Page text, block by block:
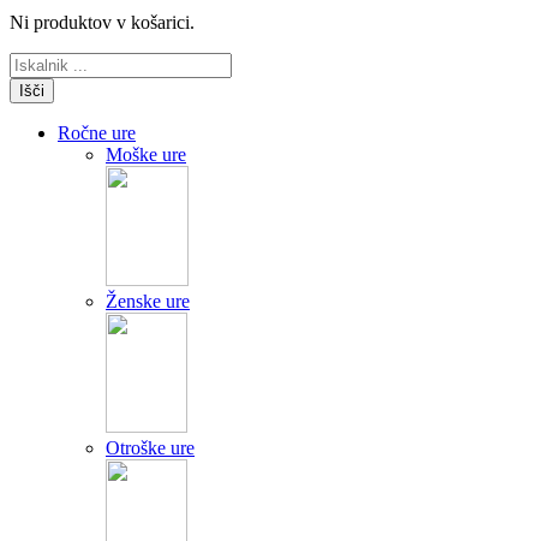
Ni produktov v košarici.
Išči
Ročne ure
Moške ure
Ženske ure
Otroške ure